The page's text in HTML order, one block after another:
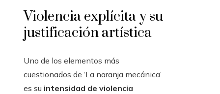
Violencia explícita y su
justificación artística
Uno de los elementos más
cuestionados de ‘La naranja mecánica’
es su intensidad de violencia